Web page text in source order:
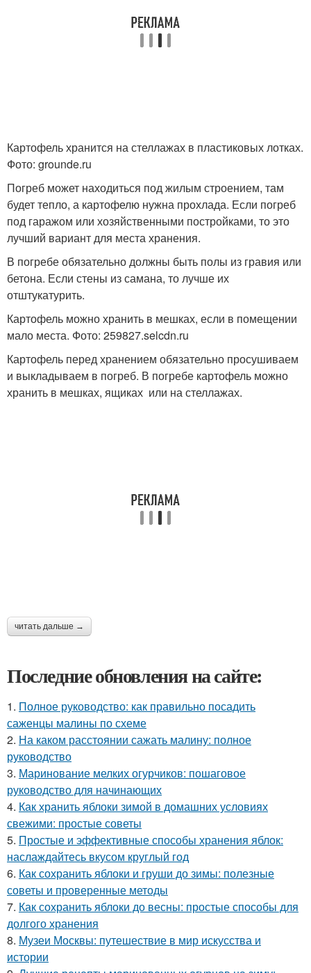
Картофель хранится на стеллажах в пластиковых лотках.
Фото: grounde.ru
Погреб может находиться под жилым строением, там
будет тепло, а картофелю нужна прохлада. Если погреб
под гаражом или хозяйственными постройками, то это
лучший вариант для места хранения.
В погребе обязательно должны быть полы из гравия или
бетона. Если стены из самана, то лучше их
отштукатурить.
Картофель можно хранить в мешках, если в помещении
мало места. Фото: 259827.selcdn.ru
Картофель перед хранением обязательно просушиваем
и выкладываем в погреб. В погребе картофель можно
хранить в мешках, ящиках или на стеллажах.
читать дальше →
Последние обновления на сайте:
1. Полное руководство: как правильно посадить
саженцы малины по схеме
2. На каком расстоянии сажать малину: полное
руководство
3. Маринование мелких огурчиков: пошаговое
руководство для начинающих
4. Как хранить яблоки зимой в домашних условиях
свежими: простые советы
5. Простые и эффективные способы хранения яблок:
наслаждайтесь вкусом круглый год
6. Как сохранить яблоки и груши до зимы: полезные
советы и проверенные методы
7. Как сохранить яблоки до весны: простые способы для
долгого хранения
8. Музеи Москвы: путешествие в мир искусства и
истории